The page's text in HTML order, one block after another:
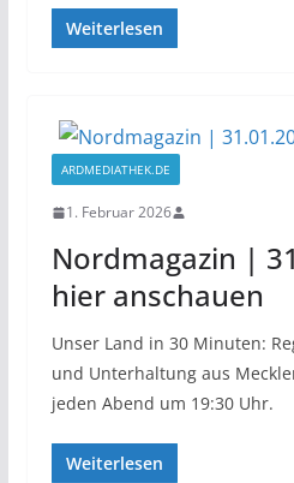
Weiterlesen
ARDMEDIATHEK.DE
1. Februar 2026
Nordmagazin |
hier anschauen
Unser Land in 30 Minuten:
und Unterhaltung aus
jeden Abend um 19:30 Uhr.
Weiterlesen